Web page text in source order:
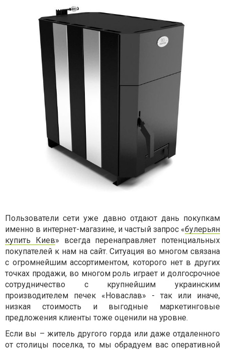
Пользователи сети уже давно отдают дань покупкам
именно в интернет-магазине, и частый запрос «булерьян
купить Киев» всегда перенаправляет потенциальных
покупателей к нам на сайт. Ситуация во многом связана
с огромнейшим ассортиментом, которого нет в других
точках продажи, во многом роль играет и долгосрочное
сотрудничество с крупнейшим украинским
производителем печек «Новаслав» - так или иначе,
низкая стоимость и выгодные маркетинговые
предложения клиенты тоже оценили на уровне.
Если вы – житель другого горда или даже отдаленного
от столицы поселка, то мы обрадуем вас оперативной